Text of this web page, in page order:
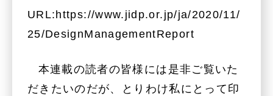
URL:https://www.jidp.or.jp/ja/2020/11/
25/DesignManagementReport
本連載の読者の皆様には是非ご覧いた
だきたいのだが、とりわけ私にとって印